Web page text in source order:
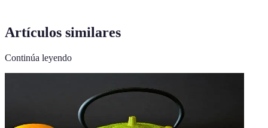
Artículos similares
Continúa leyendo